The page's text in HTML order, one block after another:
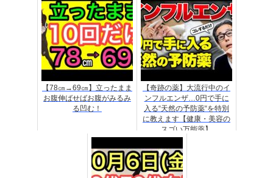
【78㎝→69㎝】立ったまま
お腹伸ばせばお腹がみるみ
る凹む！
【奇跡の薬】大流行中のイ
ンフルエンザ…0円で手に
入る“天然の予防薬“を特別
に教えます【健康・美容の
スゴい万能薬】